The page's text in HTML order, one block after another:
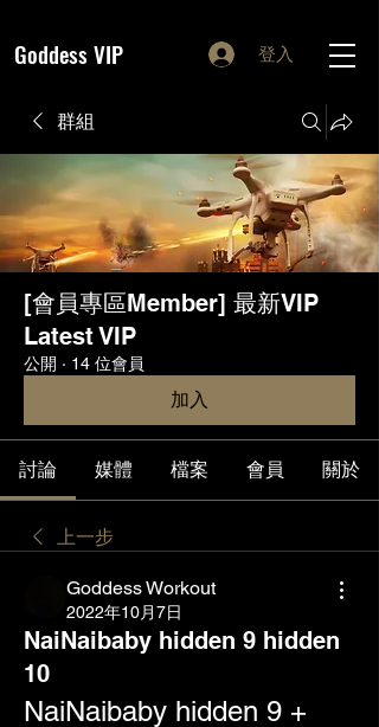
Goddess VIP 登入
群組
[會員專區Member] 最新VIP
Latest VIP
公開 · 14 位會員
加入
討論 媒體 檔案 會員 關於
上一步
Goddess Workout
2022年10月7日
NaiNaibaby hidden 9 hidden
10
NaiNaibaby hidden 9 +